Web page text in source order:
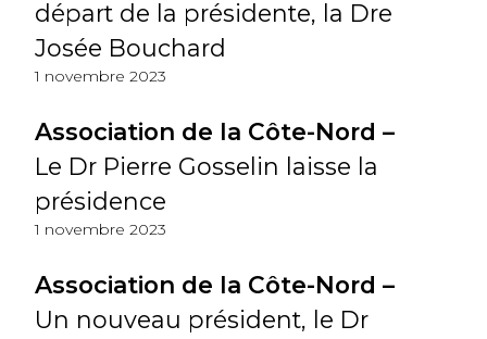
départ de la présidente, la Dre
Josée Bouchard
1 novembre 2023
Association de la Côte-Nord –
Le Dr Pierre Gosselin laisse la
présidence
1 novembre 2023
Association de la Côte-Nord –
Un nouveau président, le Dr